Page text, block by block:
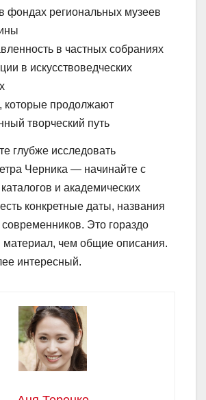
фондах региональных музеев
в частных собраниях
в искусствоведческих
которые продолжают
творческий путь
глубже исследовать
Черника — начинайте с
и академических
конкретные даты, названия
современников. Это гораздо
материал, чем общие описания.
интересный.